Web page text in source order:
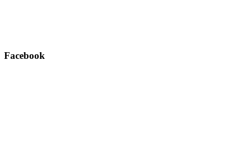
Facebook